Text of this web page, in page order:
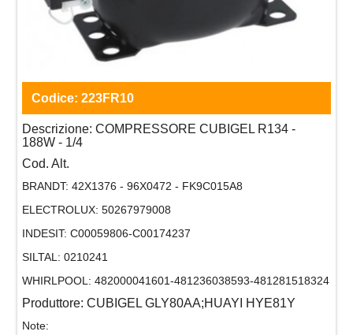
Codice: 223FR10
Descrizione: COMPRESSORE CUBIGEL R134 -
188W - 1/4
Cod. Alt.
BRANDT: 42X1376 - 96X0472 - FK9C015A8
ELECTROLUX: 50267979008
INDESIT: C00059806-C00174237
SILTAL: 0210241
WHIRLPOOL: 482000041601-481236038593-481281518324
Produttore: CUBIGEL GLY80AA;HUAYI HYE81Y
Note: